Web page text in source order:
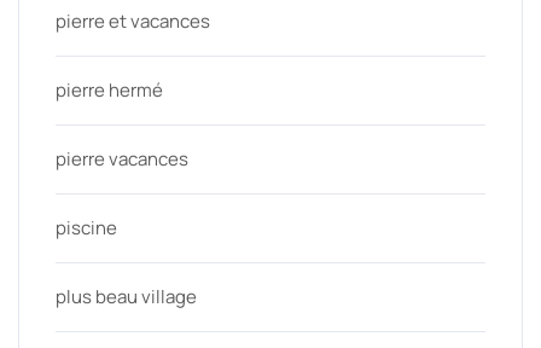
pierre et vacances
pierre hermé
pierre vacances
piscine
plus beau village